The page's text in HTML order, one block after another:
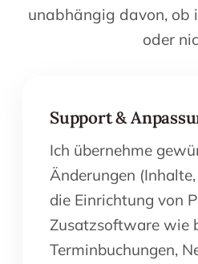
unabhängig davon, ob
oder
Support &
Ich übernehme
Änderungen
die Einrichtung von
Zusatzsoftware wie
Terminbuchungen,